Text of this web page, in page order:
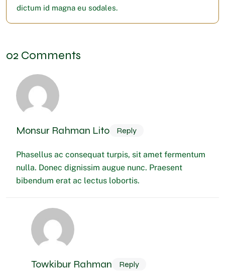
dictum id magna eu sodales.
02 Comments
Monsur Rahman Lito Reply
Phasellus ac consequat turpis, sit amet fermentum
nulla. Donec dignissim augue nunc. Praesent
bibendum erat ac lectus lobortis.
Towkibur Rahman Reply